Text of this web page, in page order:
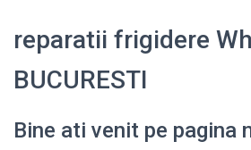
reparatii frigidere
BUCURESTI
Bine ati venit pe pagina